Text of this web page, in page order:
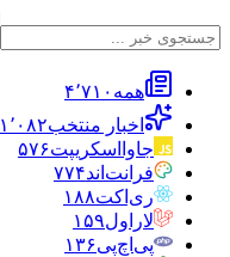
همه ۴٬۷۱۰
اخبار منتخب۱٬۰۸۲
جاوااسکریپت۵۷۶
فرانت‌اند۷۷۴
ری‌اکت۱۸۸
لاراول۱۵۹
پی‌اچ‌پی۱۳۶